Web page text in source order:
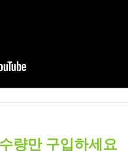
량만 구입하세요